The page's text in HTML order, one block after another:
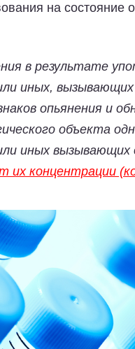
на состояние
в результате
иных,
опьянения и
объекта
иных вызывающих
их концентрации